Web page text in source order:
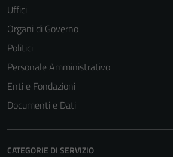
Uffici
Organi di Governo
Politici
Personale Amministrativo
Enti e Fondazioni
Documenti e Dati
CATEGORIE DI SERVIZIO